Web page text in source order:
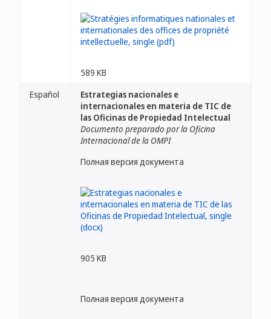
589 KB
Español
Estrategias nacionales e
internacionales en materia de TIC de
las Oficinas de Propiedad Intelectual
Documento preparado por la Oficina
Internacional de la OMPI
Полная версия документа
905 KB
Полная версия документа